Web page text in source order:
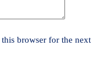
browser for the next